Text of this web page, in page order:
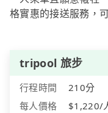
格實惠的接送服務，
tripool 旅步
行程時間
210分
每人價格
$1,220/